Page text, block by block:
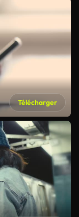
Télécharger